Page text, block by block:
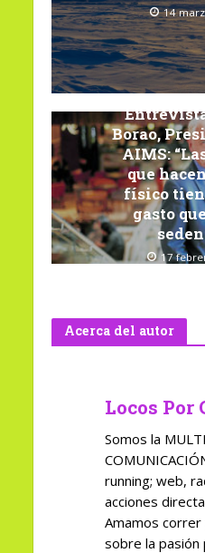
14
Borao,
AIMS:
que
físico
gasto
17
Acerca del autor
Locos Por
Somos la
running; web,
acciones
Amamos
sobre la pasión